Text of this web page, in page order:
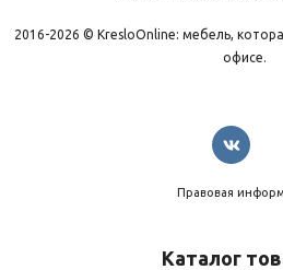
2016-2026 © KresloOnline: мебель,
офисе.
Правовая
Каталог